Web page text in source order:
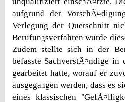
aufgrund der
Verlegung der Querschnitt
Berufungsverfahren wurde
Zudem stellte sich in der
befasste SachverstÃ¤ndige
gearbeitet hatte, worauf er
ausgegangen werden, dass es
eines klassischen